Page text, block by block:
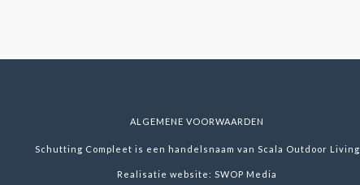
ALGEMENE VOORWAARDEN
Schutting Compleet is een handelsnaam van Scala Outdoor Living
Realisatie website:SWOP Media